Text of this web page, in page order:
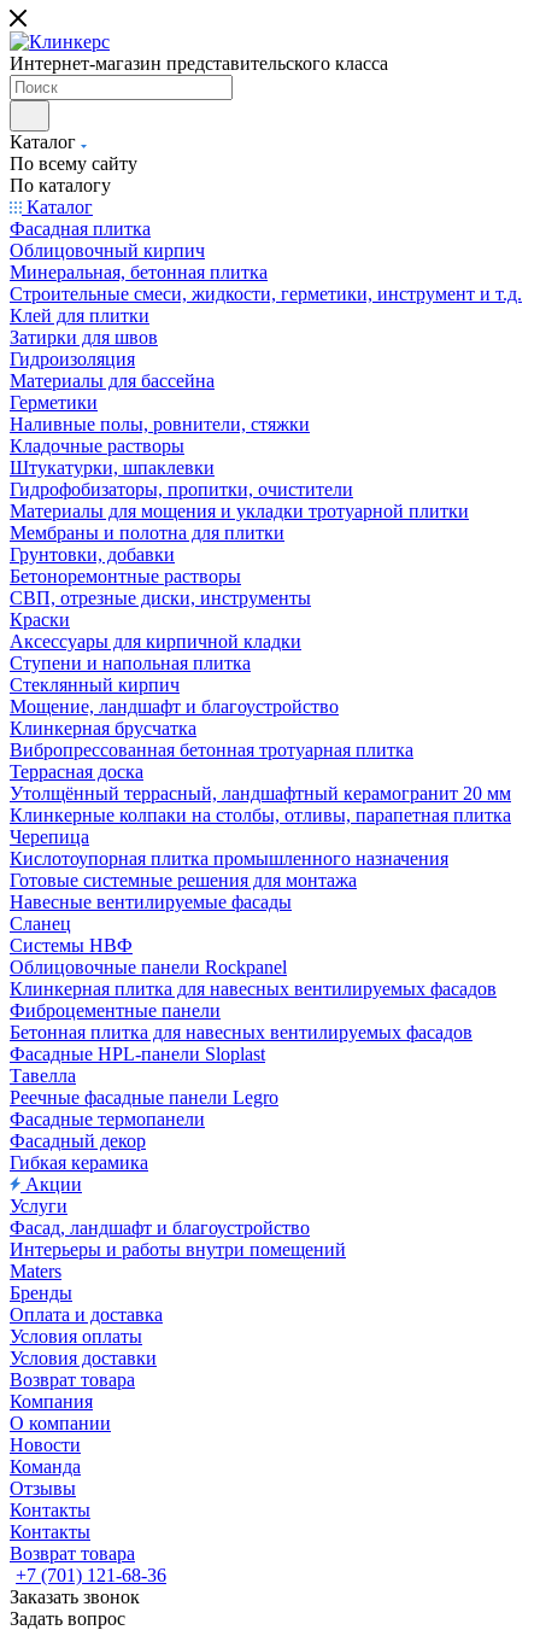
Интернет-магазин представительского класса
Каталог
По всему сайту
По каталогу
Каталог
Фасадная плитка
Облицовочный кирпич
Минеральная, бетонная плитка
Строительные смеси, жидкости, герметики, инструмент и т.д.
Клей для плитки
Затирки для швов
Гидроизоляция
Материалы для бассейна
Герметики
Наливные полы, ровнители, стяжки
Кладочные растворы
Штукатурки, шпаклевки
Гидрофобизаторы, пропитки, очистители
Материалы для мощения и укладки тротуарной плитки
Мембраны и полотна для плитки
Грунтовки, добавки
Бетоноремонтные растворы
СВП, отрезные диски, инструменты
Краски
Аксессуары для кирпичной кладки
Ступени и напольная плитка
Cтеклянный кирпич
Мощение, ландшафт и благоустройство
Клинкерная брусчатка
Вибропрессованная бетонная тротуарная плитка
Террасная доска
Утолщённый террасный, ландшафтный керамогранит 20 мм
Клинкерные колпаки на столбы, отливы, парапетная плитка
Черепица
Кислотоупорная плитка промышленного назначения
Готовые системные решения для монтажа
Навесные вентилируемые фасады
Сланец
Системы НВФ
Облицовочные панели Rockpanel
Клинкерная плитка для навесных вентилируемых фасадов
Фиброцементные панели
Бетонная плитка для навесных вентилируемых фасадов
Фасадные HPL-панели Sloplast
Тавелла
Реечные фасадные панели Legro
Фасадные термопанели
Фасадный декор
Гибкая керамика
Акции
Услуги
Фасад, ландшафт и благоустройство
Интерьеры и работы внутри помещений
Maters
Бренды
Оплата и доставка
Условия оплаты
Условия доставки
Возврат товара
Компания
О компании
Новости
Команда
Отзывы
Контакты
Контакты
Возврат товара
+7 (701) 121-68-36
Заказать звонок
Задать вопрос